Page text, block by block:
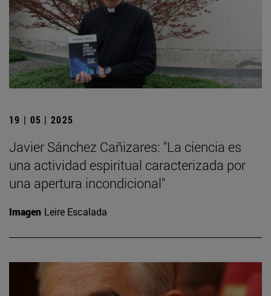
19 | 05 | 2025
Javier Sánchez Cañizares: "La ciencia es
una actividad espiritual caracterizada por
una apertura incondicional"
Imagen Leire Escalada